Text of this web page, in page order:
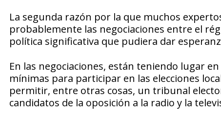
La segunda razón por la que muchos
probablemente las negociaciones entre el
política significativa que pudiera dar
En las negociaciones, están teniendo lugar
mínimas para participar en las elecciones
permitir, entre otras cosas, un tribunal
candidatos de la oposición a la radio y la